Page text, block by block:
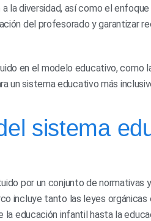
la diversidad, así como el enfoque
del profesorado y garantizar
en el modelo educativo, como
un sistema educativo más
sistema
por un conjunto de normativas
incluye tanto las leyes orgánicas
educación infantil hasta la